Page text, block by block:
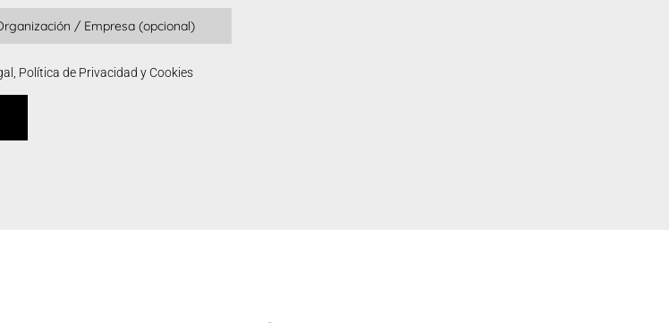
Política de Privacidad y Cookies